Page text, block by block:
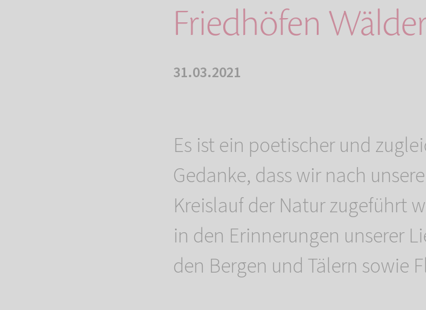
Friedhöfen
31.03.2021
Es ist ein poetischer und
Gedanke, dass wir nach
Kreislauf der Natur zugeführt
in den Erinnerungen unserer
den Bergen und Tälern sowie